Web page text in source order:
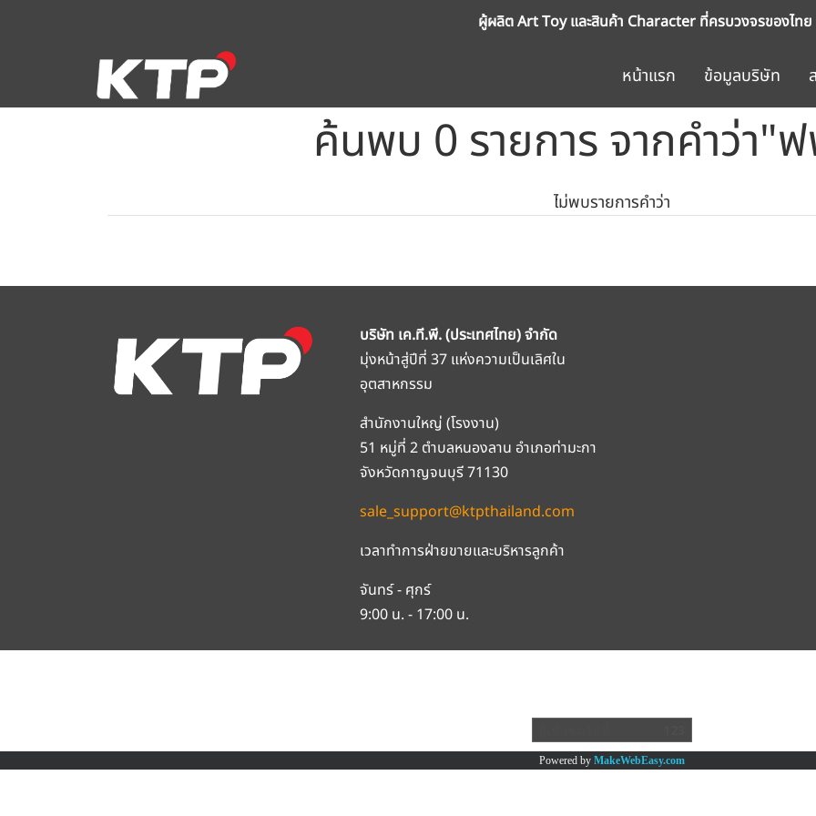
ผู้ผลิต Art Toy และสินค้า Character ที่ครบวงจรของไท
หน้าแรก ข้อมูลบริษัท
ค้นพบ 0 รายการ จากคำว่า"
ไม่พบรายการคำว่า
บริษัท เค.ที.พี. (ประเทศไทย) จำกัด
มุ่งหน้าสู่ปีที่ 37 แห่งความเป็นเลิศใน
อุตสาหกรรม
สำนักงานใหญ่ (โรงงาน)
51 หมู่ที่ 2 ตำบลหนองลาน อำเภอท่ามะกา
จังหวัดกาญจนบุรี 71130
sale_support@ktpthailand.com
เวลาทำการฝ่ายขายและบริหารลูกค้า
จันทร์ - ศุกร์
9:00 น. - 17:00 น.
Powered by MakeWebEasy.com